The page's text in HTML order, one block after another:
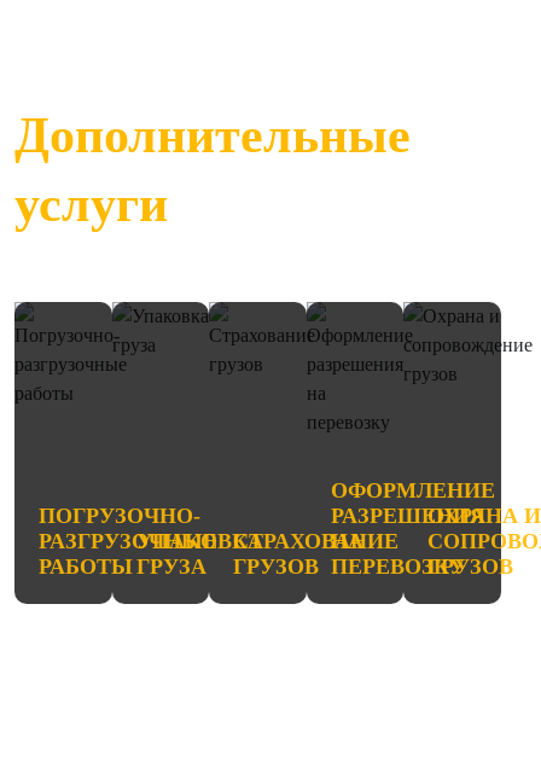
Дополнительные
услуги
ПОГРУЗОЧНО-
РАЗГРУЗОЧНЫЕ
РАБОТЫ
УПАКОВКА
ГРУЗА
СТРАХОВАНИЕ
ГРУЗОВ
ОФОРМЛЕНИЕ
РАЗРЕШЕНИЯ
НА
ПЕРЕВОЗКУ
ОХРАНА И
ГРУЗОВ